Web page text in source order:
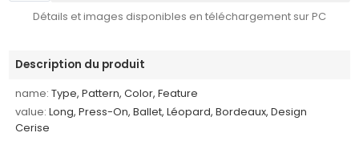
Détails et images disponibles en téléchargement sur PC
Description du produit
name: Type, Pattern, Color, Feature
value: Long, Press-On, Ballet, Léopard, Bordeaux, Design
Cerise